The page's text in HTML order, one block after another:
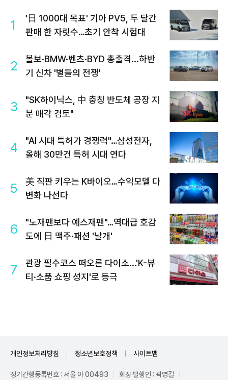
1
'日 1000대 목표' 기아 PV5, 두 달간
판매 한 자릿수…초기 안착 시험대
2
볼보·BMW·벤츠·BYD 총출격...하반
기 신차 '별들의 전쟁'
3
"SK하이닉스, 中 충칭 반도체 공장 지
분 매각 검토"
4
"AI 시대 특허가 경쟁력"…삼성전자,
올해 30만건 특허 시대 연다
5
美 직판 키우는 K바이오…수익모델 다
변화 나선다
6
"노재팬보다 예스재팬"…역대급 호감
도에 日 맥주·패션 '날개'
7
관광 필수코스 떠오른 다이소...'K-뷰
티·소품 쇼핑 성지'로 등극
개인정보처리방침 청소년보호정책 사이트맵
정기간행등록번호 : 서울 아 00493 회장·발행인 : 곽영길